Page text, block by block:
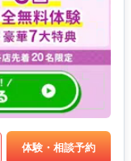
体験・相談予約